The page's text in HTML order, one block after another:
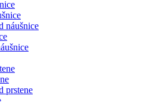
náušnice
prstene